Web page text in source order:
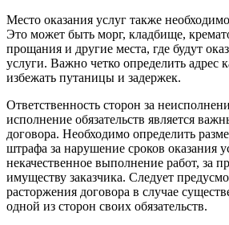
Место оказания услуг также
Это может быть морг, кладбище,
прощания и другие места, где будут
услуги. Важно четко определить адрес
избежать путаницы и задержек.
Ответственность сторон за
исполнение обязательств является
договора. Необходимо определить
штрафа за нарушение сроков оказания
некачественное выполнение работ, за
имуществу заказчика. Следует
расторжения договора в случае
одной из сторон своих обязательств.